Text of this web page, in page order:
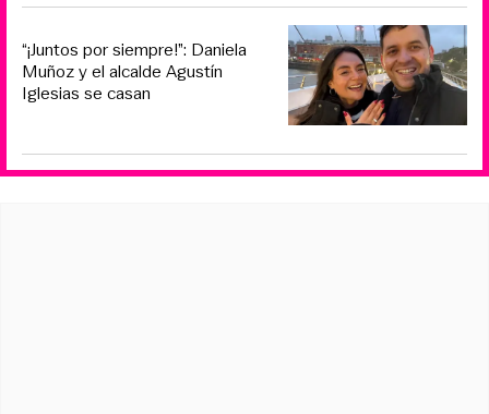
“¡Juntos por siempre!”: Daniela
Muñoz y el alcalde Agustín
Iglesias se casan